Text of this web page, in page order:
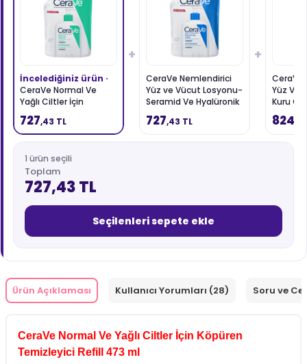
İncelediğiniz ürün ·
CeraVe Normal Ve
Yağlı Ciltler İçin
Köpüren Temizleyici
473 ml - Refill
727,43 TL
+
CeraVe Nemlendirici
Yüz ve Vücut Losyonu-
Seramid Ve Hyalüronik
Asit İçerikli 473 ml -
Refill
727,43 TL
+
CeraVe
Yüz Ve
Kuru
Asit
824
1 ürün seçili
Toplam
727,43 TL
Seçilenleri sepete ekle
Ürün Açıklaması Kullanıcı Yorumları (28) Soru ve
CeraVe Normal Ve Yağlı Ciltler İçin Köpüren
Temizleyici Refill 473 ml